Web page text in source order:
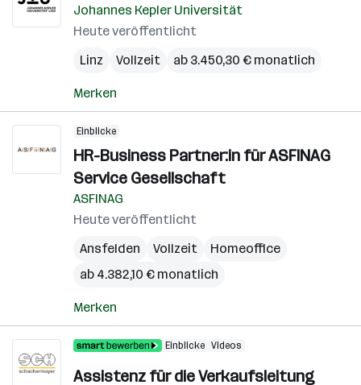
Johannes Kepler Universität
Heute veröffentlicht
Linz
Vollzeit ab 3.450,30 € monatlich
Merken
Einblicke
HR-Business Partner:in für ASFINAG
Service Gesellschaft
ASFINAG
Heute veröffentlicht
Ansfelden
Vollzeit
Homeoffice
ab 4.382,10 € monatlich
Merken
Einblicke Videos
Assistenz für die Verkaufsleitung